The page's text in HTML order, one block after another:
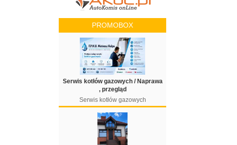
PROMOBOX
Serwis kotłów gazowych / Naprawa
, przegląd
Serwis kotłów gazowych